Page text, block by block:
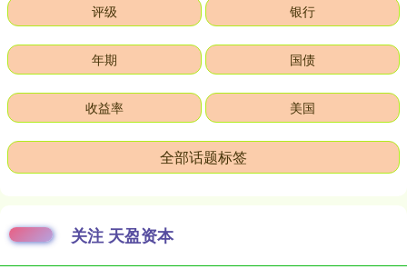
评级 银行
年期 国债
收益率 美国
全部话题标签
关注 天盈资本